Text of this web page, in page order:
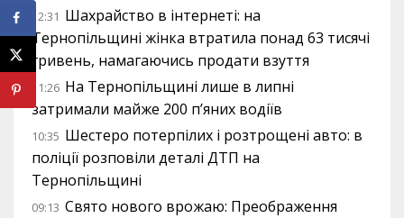
12:31 Шахрайство в інтернеті: на
Тернопільщині жінка втратила понад 63 тисячі
гривень, намагаючись продати взуття
11:26 На Тернопільщині лише в липні
затримали майже 200 п’яних водіїв
10:35 Шестеро потерпілих і розтрощені авто: в
поліції розповіли деталі ДТП на
Тернопільщині
09:13 Свято нового врожаю: Преображення